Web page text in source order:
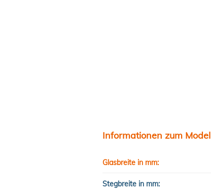
Informationen zum Model
Glasbreite in mm:
Stegbreite in mm: